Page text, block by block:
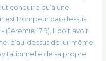
conduire qu’à une
est trompeur par-dessus
17:9). Il doit avoir
d’au-dessus de lui-même,
de sa propre